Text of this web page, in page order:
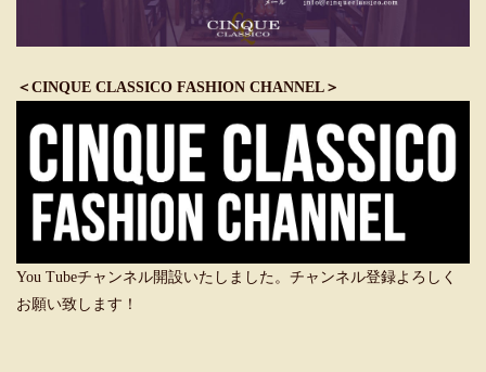
＜CINQUE CLASSICO FASHION CHANNEL＞
You Tubeチャンネル開設いたしました。チャンネル登録よろしく
お願い致します！